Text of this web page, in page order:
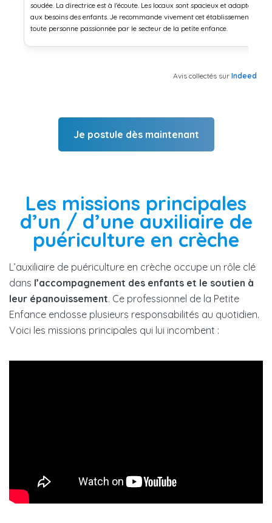
soudée. La directrice est à l'écoute. Les locaux sont spacieux et adaptés
aux besoins des enfants. Je recommande vivement cet établissement à
toute personne passionnée par le secteur de la petite enfance.
Avis collectés sur Indeed
Je postule dès maintenant
Les missions principales
d’un / d’une auxiliaire de
puériculture en crèche
L’auxiliaire de puériculture en crèche occupe un rôle clé
dans l’accompagnement des enfants et le soutien à
leur épanouissement. Ce professionnel de la Petite
Enfance endosse plusieurs responsabilités au quotidien.
Voici les missions principales qui lui incombent :